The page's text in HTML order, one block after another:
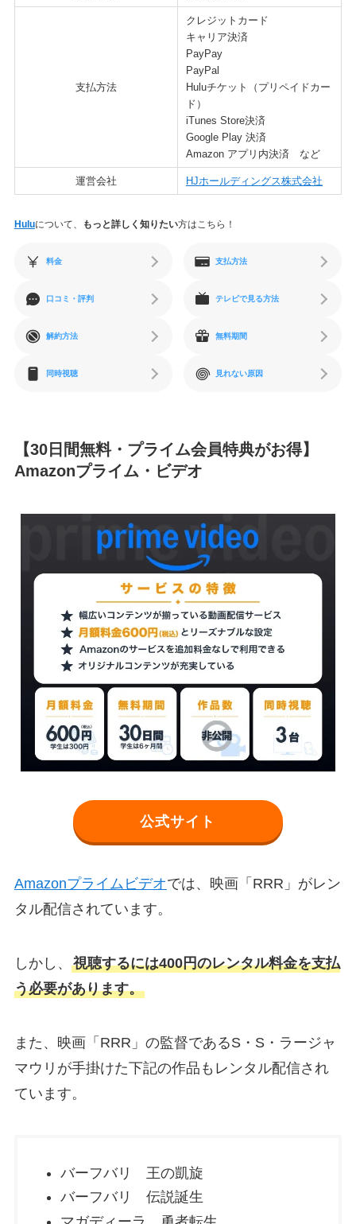
支払方法
クレジットカード
キャリア決済
PayPay
PayPal
Huluチケット（プリペイドカー
ド）
iTunes Store決済
Google Play 決済
Amazon アプリ内決済 など
運営会社 HJホールディングス株式会社
Huluについて、 もっと詳しく知りたい方はこちら！
料金 支払方法
口コミ・評判 テレビで見る方法
解約方法 無料期間
同時視聴 見れない原因
【30日間無料・プライム会員特典がお得】
Amazonプライム・ビデオ
公式サイト
Amazonプライムビデオでは、映画「RRR」がレン
タル配信されています。
しかし、 視聴するには400円のレンタル料金を支払
う必要があります。
また、映画「RRR」の監督であるS・S・ラージャ
マウリが手掛けた下記の作品もレンタル配信され
ています。
バーフバリ 王の凱旋
バーフバリ 伝説誕生